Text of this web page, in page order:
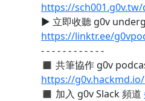
https://sch001.g0v.tw/
▶️ 立即收聽 g0v
https://linktr.ee/
- - - - - - - - - - - -
◼︎ 共筆協作 g0v
https://
◼︎ 加入 g0v Slack 頻道